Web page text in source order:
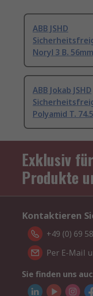
ABB JSHD
Noryl 3 B.
ABB Jokab JSHD
Polyamid T.
Exklusiv
Produkte
Kontaktieren
+49 (0) 69
Per E-Mail
Sie finden uns